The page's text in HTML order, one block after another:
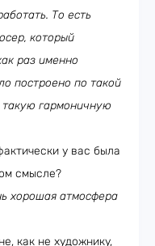
То есть
который
раз именно
построено по такой
такую гармоничную
у вас была
смысле?
хорошая атмосфера
как не художнику,